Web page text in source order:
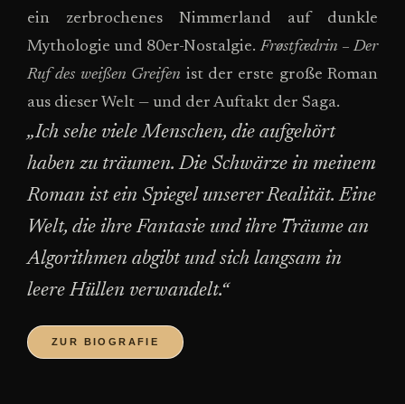
ein zerbrochenes Nimmerland auf dunkle
Mythologie und 80er-Nostalgie. Frøstfædrin – Der
Ruf des weißen Greifen ist der erste große Roman
aus dieser Welt — und der Auftakt der Saga.
„Ich sehe viele Menschen, die aufgehört
haben zu träumen. Die Schwärze in meinem
Roman ist ein Spiegel unserer Realität. Eine
Welt, die ihre Fantasie und ihre Träume an
Algorithmen abgibt und sich langsam in
leere Hüllen verwandelt.“
ZUR BIOGRAFIE